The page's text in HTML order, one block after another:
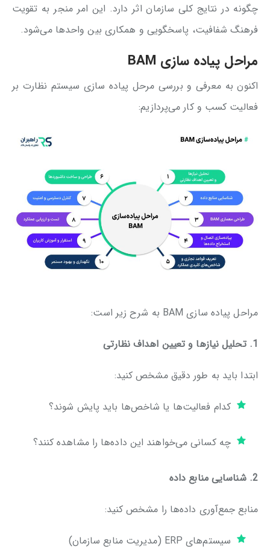
چگونه در نتایج کلی سازمان اثر دارد. این امر منجر به تقویت
فرهنگ شفافیت، پاسخگویی و همکاری بین واحدها می‌شود.
مراحل پیاده سازی BAM
اکنون به معرفی و بررسی مرحل پیاده سازی سیستم نظارت بر
فعالیت کسب و کار می‌پردازیم:
مراحل پیاده ‌سازی BAM به شرح زیر است:
1. تحلیل نیازها و تعیین اهداف نظارتی
ابتدا باید به طور دقیق مشخص کنید:
کدام فعالیت‌ها یا شاخص‌ها باید پایش شوند؟
چه کسانی می‌خواهند این داده‌ها را مشاهده کنند؟
2. شناسایی منابع داده
منابع جمع‌آوری داده‌ها را مشخص کنید:
سیستم‌های ERP (مدیریت منابع سازمان)